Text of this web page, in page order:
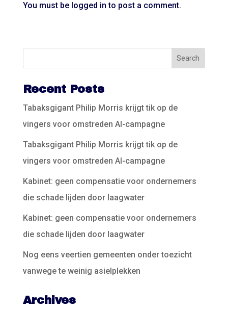
You must be logged in to post a comment.
Recent Posts
Tabaksgigant Philip Morris krijgt tik op de
vingers voor omstreden AI-campagne
Tabaksgigant Philip Morris krijgt tik op de
vingers voor omstreden AI-campagne
Kabinet: geen compensatie voor ondernemers
die schade lijden door laagwater
Kabinet: geen compensatie voor ondernemers
die schade lijden door laagwater
Nog eens veertien gemeenten onder toezicht
vanwege te weinig asielplekken
Archives